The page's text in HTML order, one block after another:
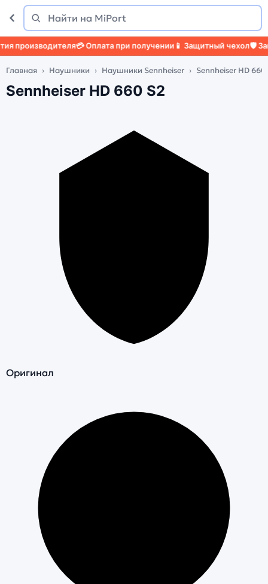
Поиск
Найти
производителя💳 Оплата при получении📱 Защитный чехол🛡️
Главная Наушники Наушники Sennheiser Sennheiser HD 660
Sennheiser HD 660 S2
Оригинал